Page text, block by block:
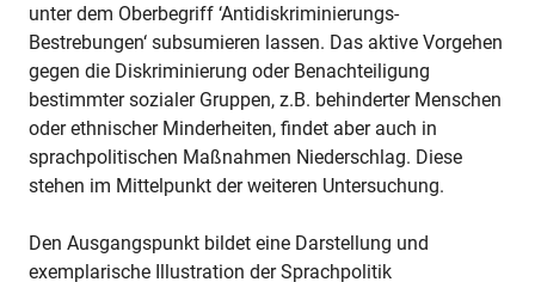
unter dem Oberbegriff ‘Antidiskriminierungs-
Bestrebungen‘ subsumieren lassen. Das aktive Vorgehen
gegen die Diskriminierung oder Benachteiligung
bestimmter sozialer Gruppen, z.B. behinderter Menschen
oder ethnischer Minderheiten, findet aber auch in
sprachpolitischen Maßnahmen Niederschlag. Diese
stehen im Mittelpunkt der weiteren Untersuchung.
Den Ausgangspunkt bildet eine Darstellung und
exemplarische Illustration der Sprachpolitik